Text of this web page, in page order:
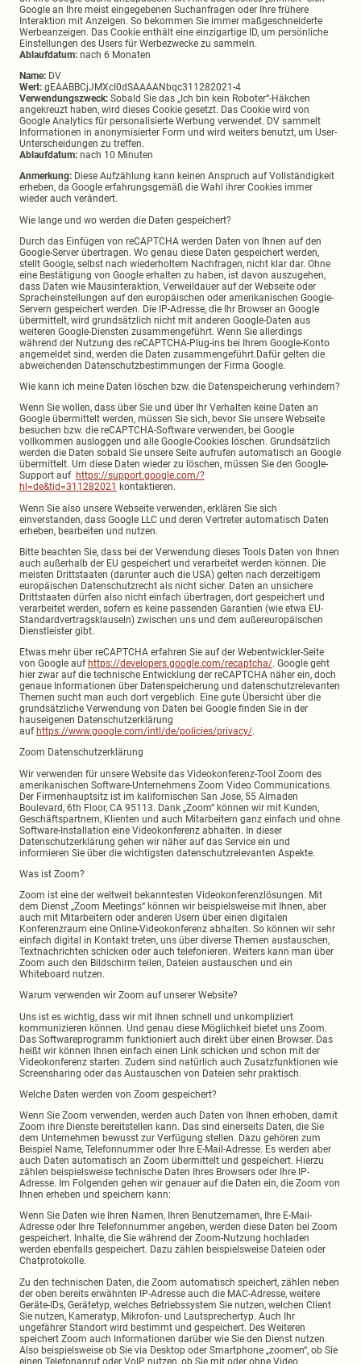
Google an Ihre meist eingegebenen Suchanfragen oder Ihre frühere
Interaktion mit Anzeigen. So bekommen Sie immer maßgeschneiderte
Werbeanzeigen. Das Cookie enthält eine einzigartige ID, um persönliche
Einstellungen des Users für Werbezwecke zu sammeln.
Ablaufdatum: nach 6 Monaten
Name: DV
Wert: gEAABBCjJMXcI0dSAAAANbqc311282021-4
Verwendungszweck: Sobald Sie das „Ich bin kein Roboter“-Häkchen
angekreuzt haben, wird dieses Cookie gesetzt. Das Cookie wird von
Google Analytics für personalisierte Werbung verwendet. DV sammelt
Informationen in anonymisierter Form und wird weiters benutzt, um User-
Unterscheidungen zu treffen.
Ablaufdatum: nach 10 Minuten
Anmerkung: Diese Aufzählung kann keinen Anspruch auf Vollständigkeit
erheben, da Google erfahrungsgemäß die Wahl ihrer Cookies immer
wieder auch verändert.
Wie lange und wo werden die Daten gespeichert?
Durch das Einfügen von reCAPTCHA werden Daten von Ihnen auf den
Google-Server übertragen. Wo genau diese Daten gespeichert werden,
stellt Google, selbst nach wiederholtem Nachfragen, nicht klar dar. Ohne
eine Bestätigung von Google erhalten zu haben, ist davon auszugehen,
dass Daten wie Mausinteraktion, Verweildauer auf der Webseite oder
Spracheinstellungen auf den europäischen oder amerikanischen Google-
Servern gespeichert werden. Die IP-Adresse, die Ihr Browser an Google
übermittelt, wird grundsätzlich nicht mit anderen Google-Daten aus
weiteren Google-Diensten zusammengeführt. Wenn Sie allerdings
während der Nutzung des reCAPTCHA-Plug-ins bei Ihrem Google-Konto
angemeldet sind, werden die Daten zusammengeführt.Dafür gelten die
abweichenden Datenschutzbestimmungen der Firma Google.
Wie kann ich meine Daten löschen bzw. die Datenspeicherung verhindern?
Wenn Sie wollen, dass über Sie und über Ihr Verhalten keine Daten an
Google übermittelt werden, müssen Sie sich, bevor Sie unsere Webseite
besuchen bzw. die reCAPTCHA-Software verwenden, bei Google
vollkommen ausloggen und alle Google-Cookies löschen. Grundsätzlich
werden die Daten sobald Sie unsere Seite aufrufen automatisch an Google
übermittelt. Um diese Daten wieder zu löschen, müssen Sie den Google-
Support auf https://support.google.com/?
hl=de&tid=311282021
kontaktieren.
Wenn Sie also unsere Webseite verwenden, erklären Sie sich
einverstanden, dass Google LLC und deren Vertreter automatisch Daten
erheben, bearbeiten und nutzen.
Bitte beachten Sie, dass bei der Verwendung dieses Tools Daten von Ihnen
auch außerhalb der EU gespeichert und verarbeitet werden können. Die
meisten Drittstaaten (darunter auch die USA) gelten nach derzeitigem
europäischen Datenschutzrecht als nicht sicher. Daten an unsichere
Drittstaaten dürfen also nicht einfach übertragen, dort gespeichert und
verarbeitet werden, sofern es keine passenden Garantien (wie etwa EU-
Standardvertragsklauseln) zwischen uns und dem außereuropäischen
Dienstleister gibt.
Etwas mehr über reCAPTCHA erfahren Sie auf der Webentwickler-Seite
von Google auf https://developers.google.com/recaptcha/. Google geht
hier zwar auf die technische Entwicklung der reCAPTCHA näher ein, doch
genaue Informationen über Datenspeicherung und datenschutzrelevanten
Themen sucht man auch dort vergeblich. Eine gute Übersicht über die
grundsätzliche Verwendung von Daten bei Google finden Sie in der
hauseigenen Datenschutzerklärung
auf https://www.google.com/intl/de/policies/privacy/.
Zoom Datenschutzerklärung
Wir verwenden für unsere Website das Videokonferenz-Tool Zoom des
amerikanischen Software-Unternehmens Zoom Video Communications.
Der Firmenhauptsitz ist im kalifornischen San Jose, 55 Almaden
Boulevard, 6th Floor, CA 95113. Dank „Zoom“ können wir mit Kunden,
Geschäftspartnern, Klienten und auch Mitarbeitern ganz einfach und ohne
Software-Installation eine Videokonferenz abhalten. In dieser
Datenschutzerklärung gehen wir näher auf das Service ein und
informieren Sie über die wichtigsten datenschutzrelevanten Aspekte.
Was ist Zoom?
Zoom ist eine der weltweit bekanntesten Videokonferenzlösungen. Mit
dem Dienst „Zoom Meetings“ können wir beispielsweise mit Ihnen, aber
auch mit Mitarbeitern oder anderen Usern über einen digitalen
Konferenzraum eine Online-Videokonferenz abhalten. So können wir sehr
einfach digital in Kontakt treten, uns über diverse Themen austauschen,
Textnachrichten schicken oder auch telefonieren. Weiters kann man über
Zoom auch den Bildschirm teilen, Dateien austauschen und ein
Whiteboard nutzen.
Warum verwenden wir Zoom auf unserer Website?
Uns ist es wichtig, dass wir mit Ihnen schnell und unkompliziert
kommunizieren können. Und genau diese Möglichkeit bietet uns Zoom.
Das Softwareprogramm funktioniert auch direkt über einen Browser. Das
heißt wir können Ihnen einfach einen Link schicken und schon mit der
Videokonferenz starten. Zudem sind natürlich auch Zusatzfunktionen wie
Screensharing oder das Austauschen von Dateien sehr praktisch.
Welche Daten werden von Zoom gespeichert?
Wenn Sie Zoom verwenden, werden auch Daten von Ihnen erhoben, damit
Zoom ihre Dienste bereitstellen kann. Das sind einerseits Daten, die Sie
dem Unternehmen bewusst zur Verfügung stellen. Dazu gehören zum
Beispiel Name, Telefonnummer oder Ihre E-Mail-Adresse. Es werden aber
auch Daten automatisch an Zoom übermittelt und gespeichert. Hierzu
zählen beispielsweise technische Daten Ihres Browsers oder Ihre IP-
Adresse. Im Folgenden gehen wir genauer auf die Daten ein, die Zoom von
Ihnen erheben und speichern kann:
Wenn Sie Daten wie Ihren Namen, Ihren Benutzernamen, Ihre E-Mail-
Adresse oder Ihre Telefonnummer angeben, werden diese Daten bei Zoom
gespeichert. Inhalte, die Sie während der Zoom-Nutzung hochladen
werden ebenfalls gespeichert. Dazu zählen beispielsweise Dateien oder
Chatprotokolle.
Zu den technischen Daten, die Zoom automatisch speichert, zählen neben
der oben bereits erwähnten IP-Adresse auch die MAC-Adresse, weitere
Geräte-IDs, Gerätetyp, welches Betriebssystem Sie nutzen, welchen Client
Sie nutzen, Kameratyp, Mikrofon- und Lautsprechertyp. Auch Ihr
ungefährer Standort wird bestimmt und gespeichert. Des Weiteren
speichert Zoom auch Informationen darüber wie Sie den Dienst nutzen.
Also beispielsweise ob Sie via Desktop oder Smartphone „zoomen“, ob Sie
einen Telefonanruf oder VoIP nutzen, ob Sie mit oder ohne Video